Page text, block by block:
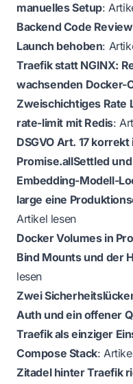
manuelles Setup:
Backend Code
Launch behoben:
Traefik statt NGINX:
wachsenden Docker-
Zweischichtiges Rate
rate-limit mit Redis:
DSGVO Art. 17
Promise.allSettled
Embedding-Modell-
large eine
Artikel lesen
Docker Volumes in
Bind Mounts und der
lesen
Zwei
Auth und ein offener
Traefik als einziger
Compose Stack:
Zitadel hinter Traefik